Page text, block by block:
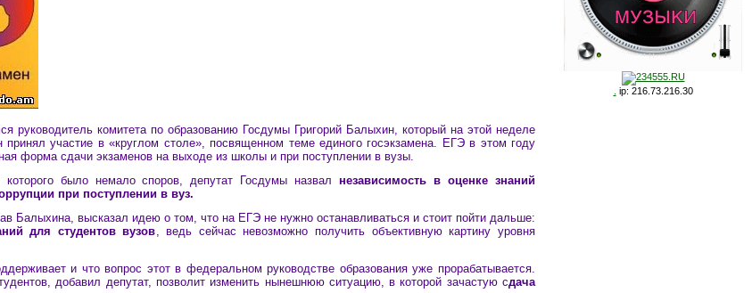
руководитель комитета по образованию Госдумы Григорий Балыхин, который на этой неделе
участие в «круглом столе», посвященном теме единого госэкзамена. ЕГЭ в этом году
форма сдачи экзаменов на выходе из школы и при поступлении в вузы.
было немало споров, депутат Госдумы назвалнезависимость в оценке знаний
при поступлении в вуз.
Балыхина, высказал идею о том, что на ЕГЭ не нужно останавливаться и стоит пойти дальше:
для студентов вузов , ведь сейчас невозможно получить объективную картину уровня
и что вопрос этот в федеральном руководстве образования уже прорабатывается.
добавил депутат, позволит изменить нынешнюю ситуацию, в которой зачастую сдача
ip: 216.73.216.30